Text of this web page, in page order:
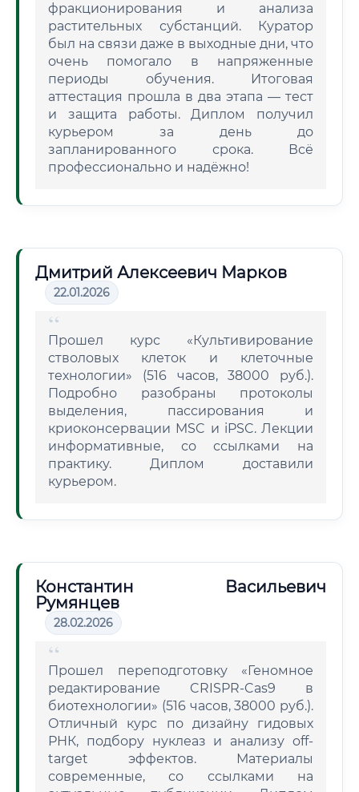
фракционирования и анализа
растительных субстанций. Куратор
был на связи даже в выходные дни, что
очень помогало в напряженные
периоды обучения. Итоговая
аттестация прошла в два этапа — тест
и защита работы. Диплом получил
курьером за день до
запланированного срока. Всё
профессионально и надёжно!
Дмитрий Алексеевич Марков
22.01.2026
Прошел курс «Культивирование
стволовых клеток и клеточные
технологии» (516 часов, 38000 руб.).
Подробно разобраны протоколы
выделения, пассирования и
криоконсервации MSC и iPSC. Лекции
информативные, со ссылками на
практику. Диплом доставили
курьером.
Константин Васильевич
Румянцев
28.02.2026
Прошел переподготовку «Геномное
редактирование CRISPR-Cas9 в
биотехнологии» (516 часов, 38000 руб.).
Отличный курс по дизайну гидовых
РНК, подбору нуклеаз и анализу off-
target эффектов. Материалы
современные, со ссылками на